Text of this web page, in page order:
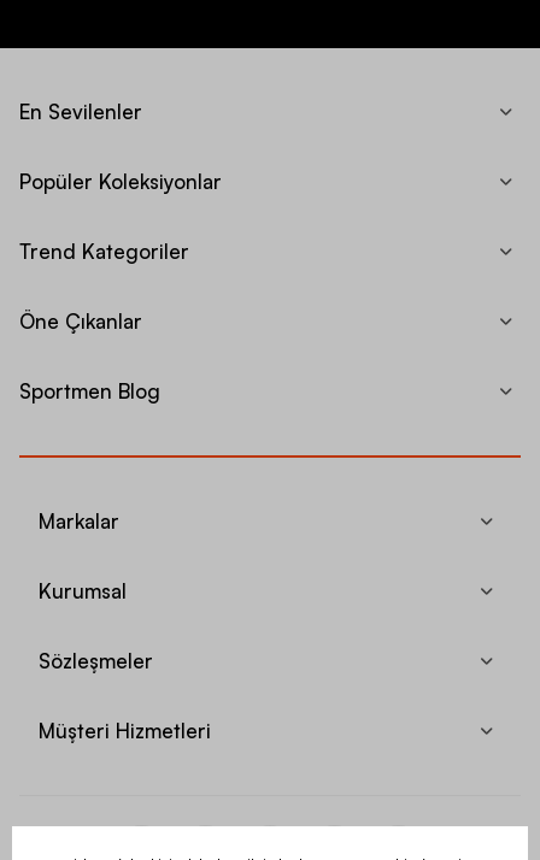
En Sevilenler
Popüler Koleksiyonlar
Trend Kategoriler
Öne Çıkanlar
Sportmen Blog
Markalar
Kurumsal
Sözleşmeler
Müşteri Hizmetleri